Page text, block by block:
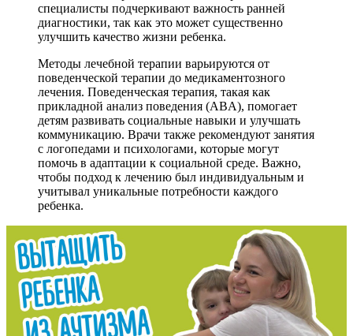
специалисты подчеркивают важность ранней
диагностики, так как это может существенно
улучшить качество жизни ребенка.
Методы лечебной терапии варьируются от
поведенческой терапии до медикаментозного
лечения. Поведенческая терапия, такая как
прикладной анализ поведения (ABA), помогает
детям развивать социальные навыки и улучшать
коммуникацию. Врачи также рекомендуют занятия
с логопедами и психологами, которые могут
помочь в адаптации к социальной среде. Важно,
чтобы подход к лечению был индивидуальным и
учитывал уникальные потребности каждого
ребенка.